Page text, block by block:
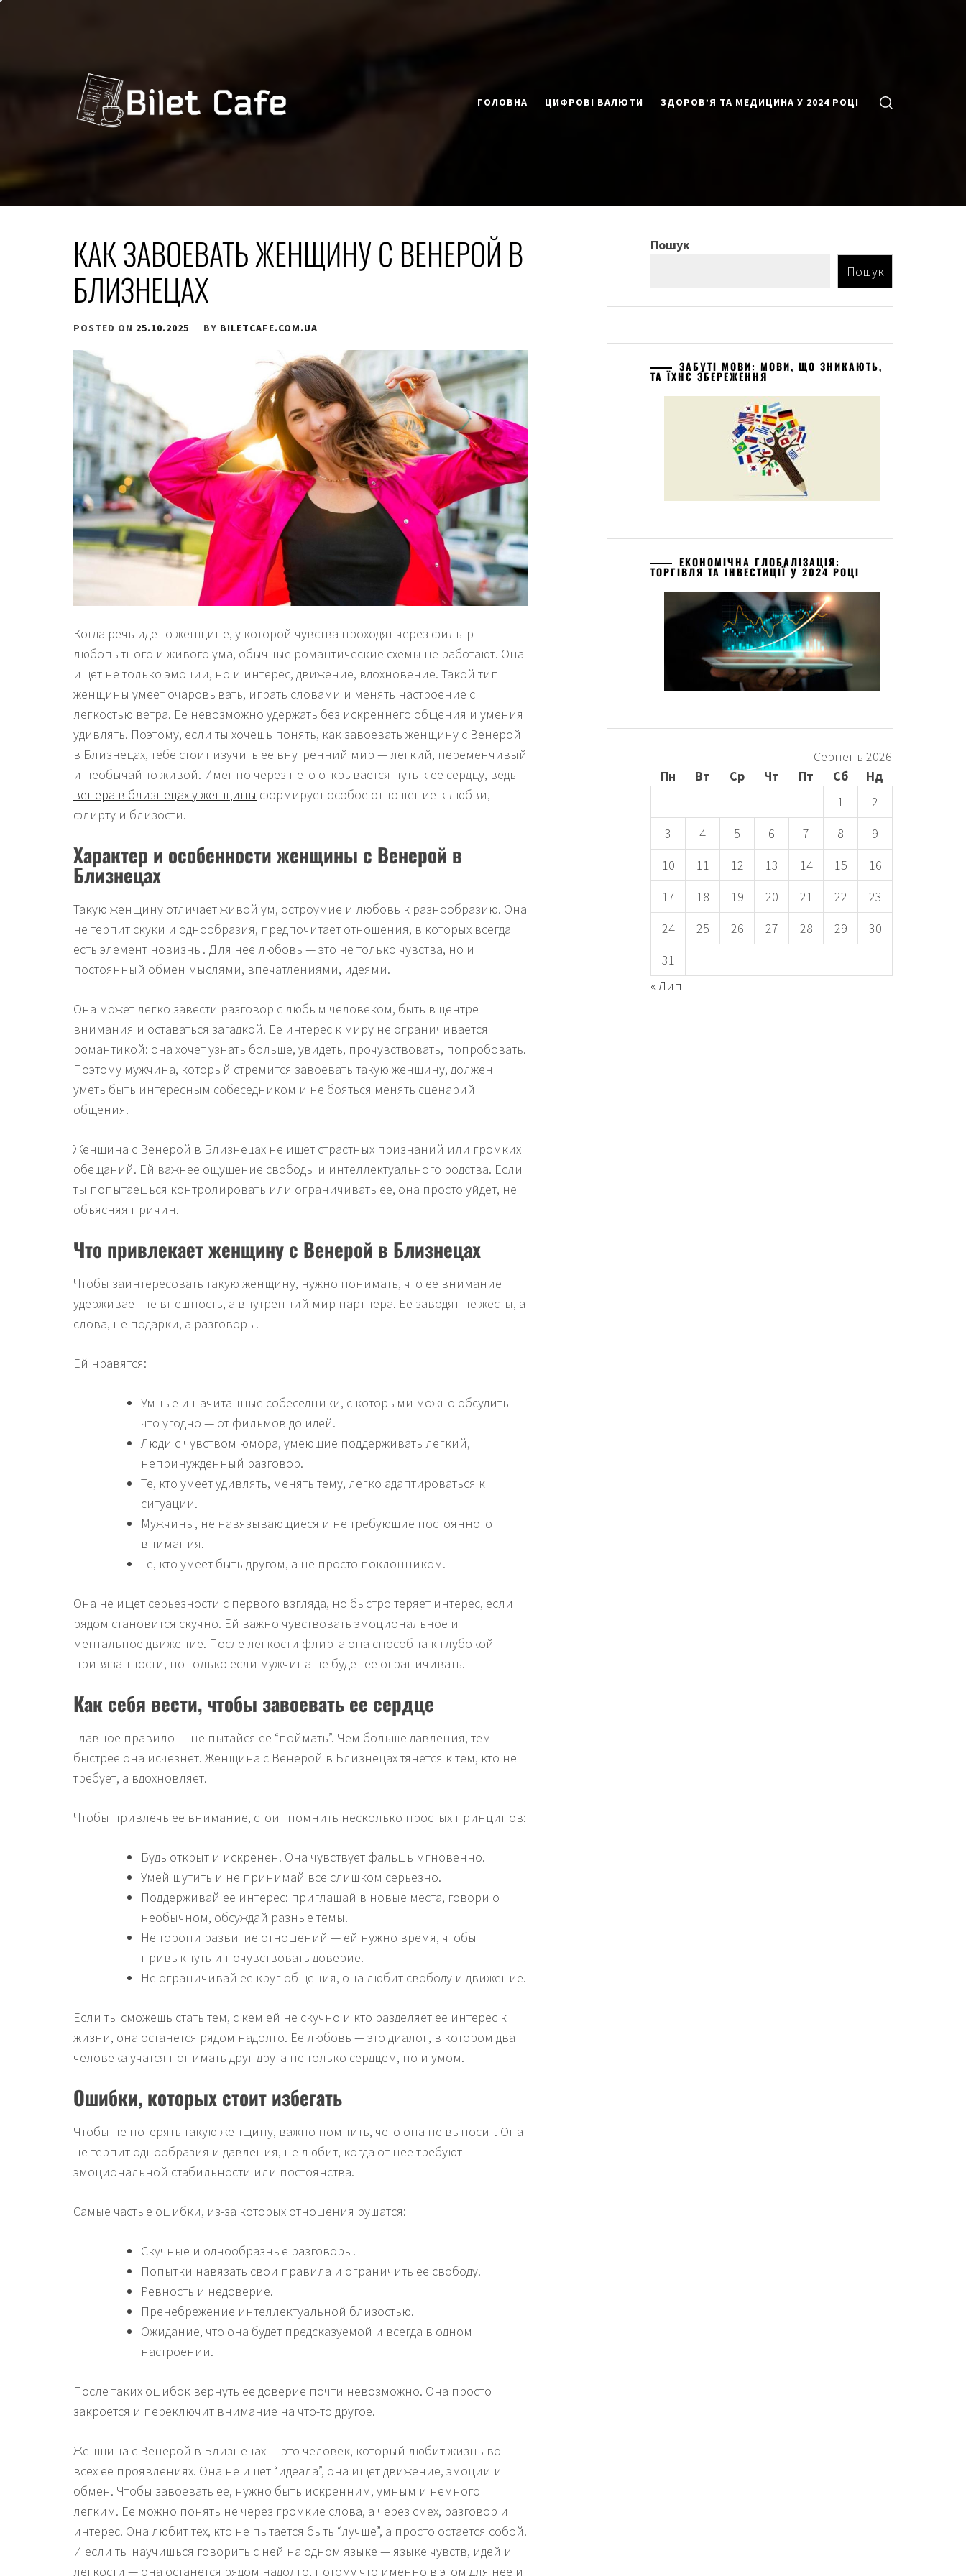
ГОЛОВНА ЦИФРОВІ ВАЛЮТИ ЗДОРОВ’Я ТА МЕДИЦИНА У 2024 РОЦІ
КАК ЗАВОЕВАТЬ ЖЕНЩИНУ С ВЕНЕРОЙ В
БЛИЗНЕЦАХ
POSTED ON 25.10.2025 BY BILETCAFE.COM.UA
Когда речь идет о женщине, у которой чувства проходят через фильтр
любопытного и живого ума, обычные романтические схемы не работают. Она
ищет не только эмоции, но и интерес, движение, вдохновение. Такой тип
женщины умеет очаровывать, играть словами и менять настроение с
легкостью ветра. Ее невозможно удержать без искреннего общения и умения
удивлять. Поэтому, если ты хочешь понять, как завоевать женщину с Венерой
в Близнецах, тебе стоит изучить ее внутренний мир — легкий, переменчивый
и необычайно живой. Именно через него открывается путь к ее сердцу, ведь
венера в близнецах у женщины формирует особое отношение к любви,
флирту и близости.
Характер и особенности женщины с Венерой в
Близнецах
Такую женщину отличает живой ум, остроумие и любовь к разнообразию. Она
не терпит скуки и однообразия, предпочитает отношения, в которых всегда
есть элемент новизны. Для нее любовь — это не только чувства, но и
постоянный обмен мыслями, впечатлениями, идеями.
Она может легко завести разговор с любым человеком, быть в центре
внимания и оставаться загадкой. Ее интерес к миру не ограничивается
романтикой: она хочет узнать больше, увидеть, прочувствовать, попробовать.
Поэтому мужчина, который стремится завоевать такую женщину, должен
уметь быть интересным собеседником и не бояться менять сценарий
общения.
Женщина с Венерой в Близнецах не ищет страстных признаний или громких
обещаний. Ей важнее ощущение свободы и интеллектуального родства. Если
ты попытаешься контролировать или ограничивать ее, она просто уйдет, не
объясняя причин.
Что привлекает женщину с Венерой в Близнецах
Чтобы заинтересовать такую женщину, нужно понимать, что ее внимание
удерживает не внешность, а внутренний мир партнера. Ее заводят не жесты, а
слова, не подарки, а разговоры.
Ей нравятся:
Умные и начитанные собеседники, с которыми можно обсудить
что угодно — от фильмов до идей.
Люди с чувством юмора, умеющие поддерживать легкий,
непринужденный разговор.
Те, кто умеет удивлять, менять тему, легко адаптироваться к
ситуации.
Мужчины, не навязывающиеся и не требующие постоянного
внимания.
Те, кто умеет быть другом, а не просто поклонником.
Она не ищет серьезности с первого взгляда, но быстро теряет интерес, если
рядом становится скучно. Ей важно чувствовать эмоциональное и
ментальное движение. После легкости флирта она способна к глубокой
привязанности, но только если мужчина не будет ее ограничивать.
Как себя вести, чтобы завоевать ее сердце
Главное правило — не пытайся ее “поймать”. Чем больше давления, тем
быстрее она исчезнет. Женщина с Венерой в Близнецах тянется к тем, кто не
требует, а вдохновляет.
Чтобы привлечь ее внимание, стоит помнить несколько простых принципов:
Будь открыт и искренен. Она чувствует фальшь мгновенно.
Умей шутить и не принимай все слишком серьезно.
Поддерживай ее интерес: приглашай в новые места, говори о
необычном, обсуждай разные темы.
Не торопи развитие отношений — ей нужно время, чтобы
привыкнуть и почувствовать доверие.
Не ограничивай ее круг общения, она любит свободу и движение.
Если ты сможешь стать тем, с кем ей не скучно и кто разделяет ее интерес к
жизни, она останется рядом надолго. Ее любовь — это диалог, в котором два
человека учатся понимать друг друга не только сердцем, но и умом.
Ошибки, которых стоит избегать
Чтобы не потерять такую женщину, важно помнить, чего она не выносит. Она
не терпит однообразия и давления, не любит, когда от нее требуют
эмоциональной стабильности или постоянства.
Самые частые ошибки, из-за которых отношения рушатся:
Скучные и однообразные разговоры.
Попытки навязать свои правила и ограничить ее свободу.
Ревность и недоверие.
Пренебрежение интеллектуальной близостью.
Ожидание, что она будет предсказуемой и всегда в одном
настроении.
После таких ошибок вернуть ее доверие почти невозможно. Она просто
закроется и переключит внимание на что-то другое.
Женщина с Венерой в Близнецах — это человек, который любит жизнь во
всех ее проявлениях. Она не ищет “идеала”, она ищет движение, эмоции и
обмен. Чтобы завоевать ее, нужно быть искренним, умным и немного
легким. Ее можно понять не через громкие слова, а через смех, разговор и
интерес. Она любит тех, кто не пытается быть “лучше”, а просто остается собой.
И если ты научишься говорить с ней на одном языке — языке чувств, идей и
легкости — она останется рядом надолго, потому что именно в этом для нее и
Пошук
Пошук
ЗАБУТІ МОВИ: МОВИ, ЩО ЗНИКАЮТЬ,
ТА ЇХНЄ ЗБЕРЕЖЕННЯ
ЕКОНОМІЧНА ГЛОБАЛІЗАЦІЯ:
ТОРГІВЛЯ ТА ІНВЕСТИЦІЇ У 2024 РОЦІ
Серпень 2026
Пн
Вт Ср Чт Пт Сб
Нд
1
2
3
4 5 6 7 8
9
10
11 12 13 14 15
16
17
18 19 20 21 22
23
24
25 26 27 28 29
30
31
« Лип